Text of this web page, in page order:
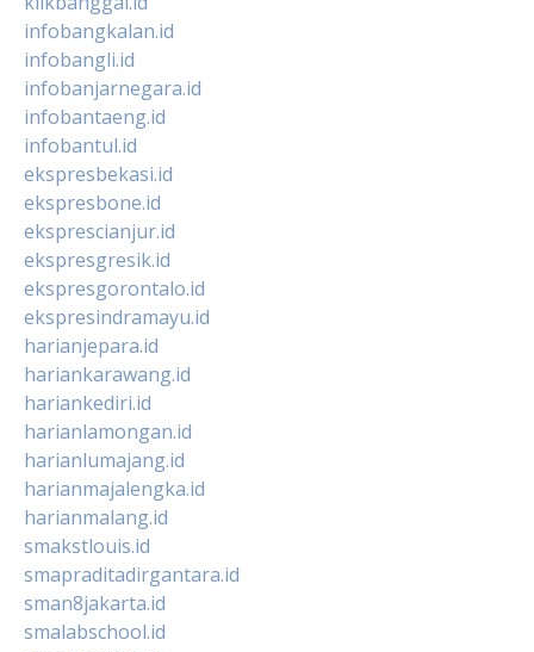
infobangkalan.id
infobangli.id
infobanjarnegara.id
infobantaeng.id
infobantul.id
ekspresbekasi.id
ekspresbone.id
eksprescianjur.id
ekspresgresik.id
ekspresgorontalo.id
ekspresindramayu.id
harianjepara.id
hariankarawang.id
hariankediri.id
harianlamongan.id
harianlumajang.id
harianmajalengka.id
harianmalang.id
smakstlouis.id
smapraditadirgantara.id
sman8jakarta.id
smalabschool.id